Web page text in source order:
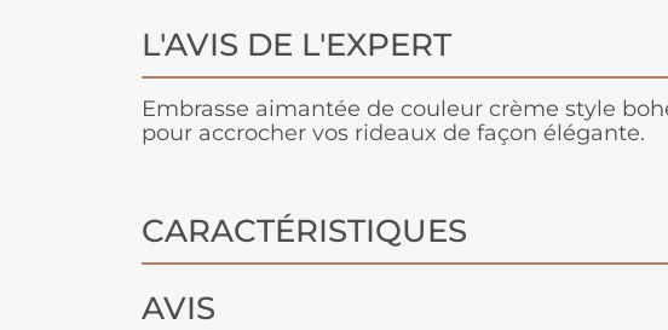
L'AVIS DE L'EXPERT
Embrasse aimantée de couleur crème style
pour accrocher vos rideaux de façon élégante.
CARACTÉRISTIQUES
AVIS